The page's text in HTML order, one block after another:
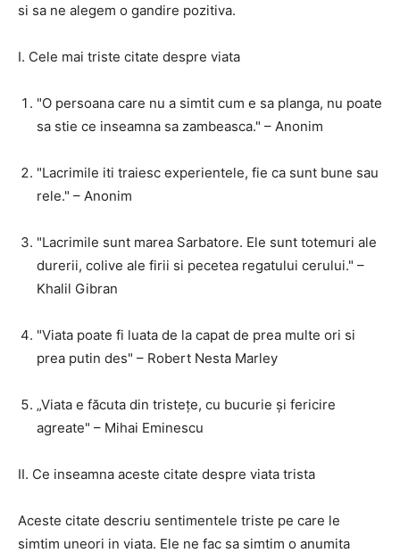
si sa ne alegem o gandire pozitiva.
I. Cele mai triste citate despre viata
"O persoana care nu a simtit cum e sa planga, nu poate
sa stie ce inseamna sa zambeasca." – Anonim
"Lacrimile iti traiesc experientele, fie ca sunt bune sau
rele." – Anonim
"Lacrimile sunt marea Sarbatore. Ele sunt totemuri ale
durerii, colive ale firii si pecetea regatului cerului." –
Khalil Gibran
"Viata poate fi luata de la capat de prea multe ori si
prea putin des" – Robert Nesta Marley
„Viata e făcuta din tristețe, cu bucurie și fericire
agreate" – Mihai Eminescu
II. Ce inseamna aceste citate despre viata trista
Aceste citate descriu sentimentele triste pe care le
simtim uneori in viata. Ele ne fac sa simtim o anumita